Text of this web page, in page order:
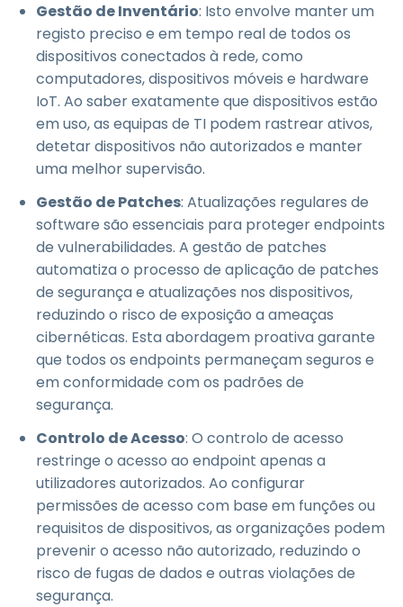
Gestão de Inventário: Isto envolve manter um
registo preciso e em tempo real de todos os
dispositivos conectados à rede, como
computadores, dispositivos móveis e hardware
IoT. Ao saber exatamente que dispositivos estão
em uso, as equipas de TI podem rastrear ativos,
detetar dispositivos não autorizados e manter
uma melhor supervisão.
Gestão de Patches: Atualizações regulares de
software são essenciais para proteger endpoints
de vulnerabilidades. A gestão de patches
automatiza o processo de aplicação de patches
de segurança e atualizações nos dispositivos,
reduzindo o risco de exposição a ameaças
cibernéticas. Esta abordagem proativa garante
que todos os endpoints permaneçam seguros e
em conformidade com os padrões de
segurança.
Controlo de Acesso: O controlo de acesso
restringe o acesso ao endpoint apenas a
utilizadores autorizados. Ao configurar
permissões de acesso com base em funções ou
requisitos de dispositivos, as organizações podem
prevenir o acesso não autorizado, reduzindo o
risco de fugas de dados e outras violações de
segurança.